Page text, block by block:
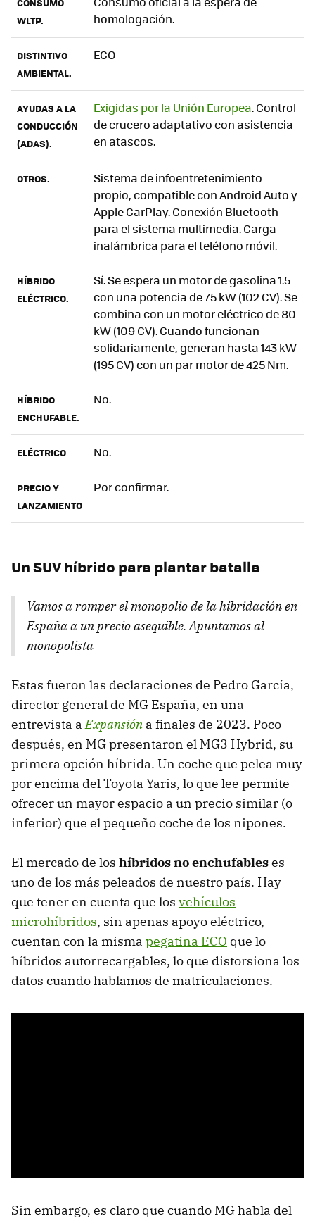
CONSUMO
WLTP.
homologación.
DISTINTIVO
AMBIENTAL.
ECO
AYUDAS A LA
CONDUCCIÓN
(ADAS).
Exigidas por la Unión Europea. Control
de crucero adaptativo con asistencia
en atascos.
OTROS.
Sistema de infoentretenimiento
propio, compatible con Android Auto y
Apple CarPlay. Conexión Bluetooth
para el sistema multimedia. Carga
inalámbrica para el teléfono móvil.
HÍBRIDO
ELÉCTRICO.
Sí. Se espera un motor de gasolina 1.5
con una potencia de 75 kW (102 CV). Se
combina con un motor eléctrico de 80
kW (109 CV). Cuando funcionan
solidariamente, generan hasta 143 kW
(195 CV) con un par motor de 425 Nm.
HÍBRIDO
ENCHUFABLE.
No.
ELÉCTRICO No.
PRECIO Y
LANZAMIENTO
Por confirmar.
Un SUV híbrido para plantar batalla
Vamos a romper el monopolio de la hibridación en
España a un precio asequible. Apuntamos al
monopolista
Estas fueron las declaraciones de Pedro García,
director general de MG España, en una
entrevista aExpansión a finales de 2023. Poco
después, en MG presentaron el MG3 Hybrid, su
primera opción híbrida. Un coche que pelea muy
por encima del Toyota Yaris, lo que lee permite
ofrecer un mayor espacio a un precio similar (o
inferior) que el pequeño coche de los nipones.
El mercado de los híbridos no enchufableses
uno de los más peleados de nuestro país. Hay
que tener en cuenta que los vehículos
microhíbridos, sin apenas apoyo eléctrico,
cuentan con la misma pegatina ECO que lo
híbridos autorrecargables, lo que distorsiona los
datos cuando hablamos de matriculaciones.
Sin embargo, es claro que cuando MG habla del